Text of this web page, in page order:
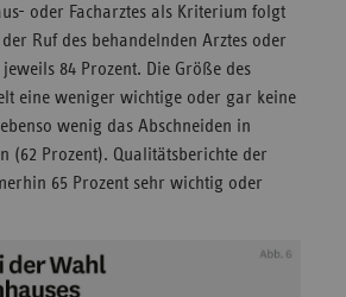
oder Facharztes als Kriterium folgt
Ruf des behandelnden Arztes oder
84 Prozent. Die Größe des
eine weniger wichtige oder gar keine
wenig das Abschneiden in
(62 Prozent). Qualitätsberichte der
65 Prozent sehr wichtig oder